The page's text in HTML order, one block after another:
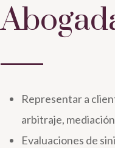
Representar a
arbitraje,
Evaluaciones de